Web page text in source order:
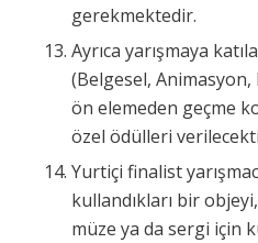
gerekmektedir.
Ayrıca yarışmaya
(Belgesel, Animasyon,
ön elemeden geçme
özel ödülleri
Yurtiçi finalist
kullandıkları bir
müze ya da sergi için